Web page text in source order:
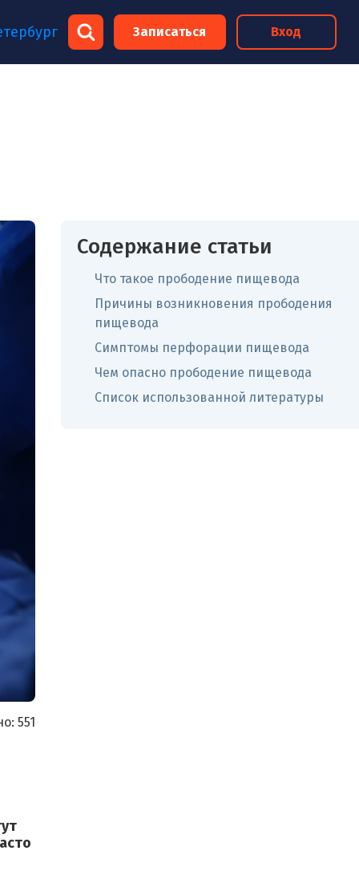
Записаться Вход
551
Содержание статьи
Что такое прободение пищевода
Причины возникновения прободения
пищевода
Симптомы перфорации пищевода
Чем опасно прободение пищевода
Список использованной литературы
×